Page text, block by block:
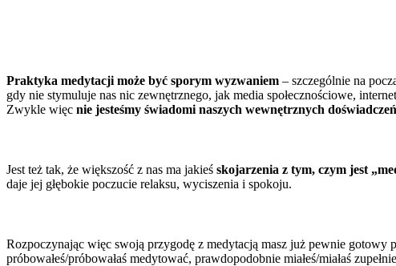
Praktyka medytacji może być sporym wyzwaniem – szczególnie na
gdy nie stymuluje nas nic zewnętrznego, jak media społecznościowe,
Zwykle więc nie jesteśmy świadomi naszych wewnętrznych doświadczeń
Jest też tak, że większość z nas ma jakieś skojarzenia z tym, czym jest
daje jej głębokie poczucie relaksu, wyciszenia i spokoju.
Rozpoczynając więc swoją przygodę z medytacją masz już pewnie
próbowałeś/próbowałaś medytować, prawdopodobnie miałeś/miałaś